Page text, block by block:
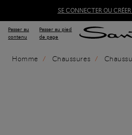
SE CONNECTER OU
Passer au
contenu
Passer au pied
de page
Homme Chaussures